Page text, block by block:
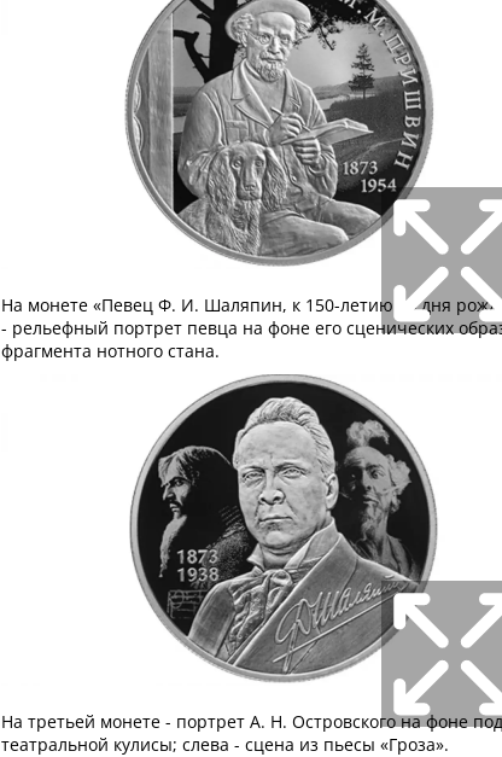
На монете «Певец Ф. И. Шаляпин, к 150-летию со дня
- рельефный портрет певца на фоне его сценических
фрагмента нотного стана.
На третьей монете - портрет А. Н. Островского на фоне
театральной кулисы; слева - сцена из пьесы «Гроза».